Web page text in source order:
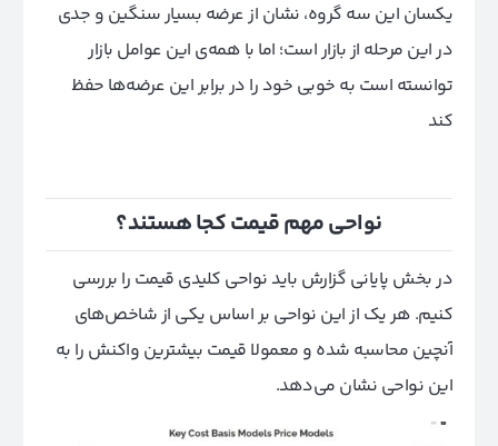
یکسان این سه گروه، نشان از عرضه بسیار سنگین و جدی
در این مرحله از بازار است؛ اما با همه‌ی این عوامل بازار
توانسته است به خوبی خود را در برابر این عرضه‌ها حفظ
کند
نواحی مهم قیمت کجا هستند؟
در بخش پایانی گزارش باید نواحی کلیدی قیمت را بررسی
کنیم. هر یک از این نواحی بر اساس یکی از شاخص‌های
آنچین محاسبه شده و معمولا قیمت بیشترین واکنش را به
این نواحی نشان می‌دهد.